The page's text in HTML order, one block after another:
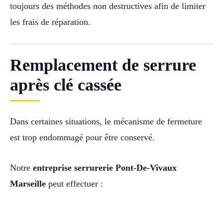
toujours des méthodes non destructives afin de limiter
les frais de réparation.
Remplacement de serrure
après clé cassée
Dans certaines situations, le mécanisme de fermeture
est trop endommagé pour être conservé.
Notre entreprise serrurerie Pont-De-Vivaux
Marseille peut effectuer :